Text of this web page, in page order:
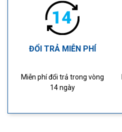
ĐỔI TRẢ MIỄN PHÍ
Miễn phí đổi trả trong vòng
14 ngày